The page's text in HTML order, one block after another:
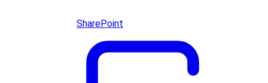
SharePoint